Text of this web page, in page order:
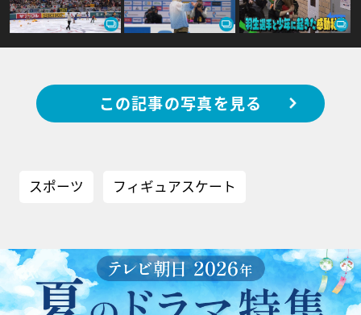
この記事の写真を見る
スポーツ フィギュアスケート